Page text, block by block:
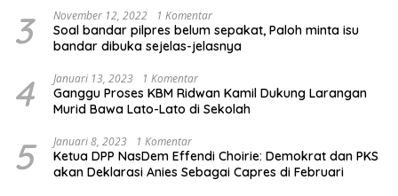
3 November 12, 2022 1 Komentar
Soal bandar pilpres belum sepakat, Paloh minta isu
bandar dibuka sejelas-jelasnya
4 Januari 13, 2023 1 Komentar
Ganggu Proses KBM Ridwan Kamil Dukung Larangan
Murid Bawa Lato-Lato di Sekolah
5 Januari 8, 2023 1 Komentar
Ketua DPP NasDem Effendi Choirie: Demokrat dan PKS
akan Deklarasi Anies Sebagai Capres di Februari